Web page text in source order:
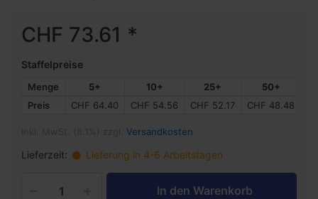
CHF 73.61 *
Staffelpreise
Menge 5+ 10+ 25+ 50+
Preis
CHF 64.40 CHF 54.56 CHF 52.17 CHF 48.48
Versandkosten
Lieferzeit: Lieferung in 4-6 Arbeitstagen
In den Warenkorb